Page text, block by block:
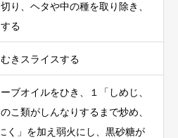
り、ヘタや中の種を取り除き、
る
きスライスする
ブオイルをひき、１「しめじ、
こ類がしんなりするまで炒め、
く」を加え弱火にし、黒砂糖が